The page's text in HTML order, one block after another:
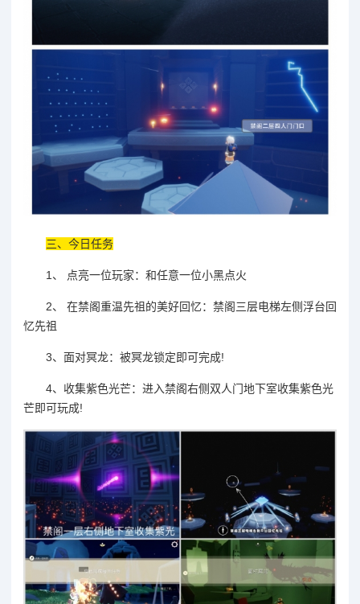
三、今日任务
1、 点亮一位玩家：和任意一位小黑点火
2、 在禁阁重温先祖的美好回忆：禁阁三层电梯左侧浮台回
忆先祖
3、面对冥龙：被冥龙锁定即可完成!
4、收集紫色光芒：进入禁阁右侧双人门地下室收集紫色光
芒即可玩成!